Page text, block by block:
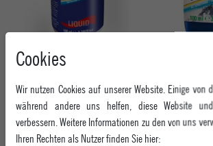
HOLMENKOL TUNING BETA MIX RED
NO COLOR
14,95 €
Cookies
Wir nutzen Cookies auf unserer Website. Einige von
während andere uns helfen, diese Website
verbessern. Weitere Informationen zu den von uns
Ihren Rechten als Nutzer finden Sie hier: